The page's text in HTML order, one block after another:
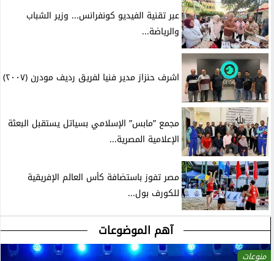
عبر تقنية الفيديو كونفرانس... وزير الشباب
والرياضة...
اشرف حنزاز مدير فنيا لفريق رديف مودرن (٢٠٠٧)
مجمع ”مابس” الإسلامي بسياتل يستقبل البعثة
الإعلامية المصرية...
مصر تفوز باستضافة كأس العالم الإفريقية
للكورف بول...
آهم الموضوعات
منوعات